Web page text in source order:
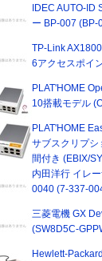
IDEC AUTO-ID
ー BP-007 (BP-
TP-Link
6アクセスポイ
PLAT'HOME
10搭載モデル
PLAT'HOME
サブスクリプシ
間付き (EBIX/
内田洋行 イレ
0040 (7-337-
三菱電機 GX
(SW8D5C-
Hewlett-